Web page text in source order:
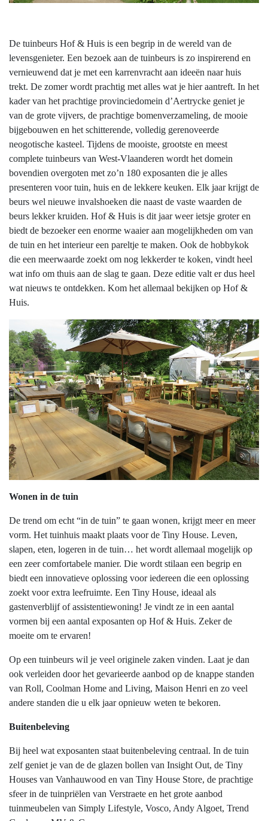
De tuinbeurs Hof & Huis is een begrip in de wereld van de
levensgenieter. Een bezoek aan de tuinbeurs is zo inspirerend en
vernieuwend dat je met een karrenvracht aan ideeën naar huis
trekt. De zomer wordt prachtig met alles wat je hier aantreft. In het
kader van het prachtige provinciedomein d’Aertrycke geniet je
van de grote vijvers, de prachtige bomenverzameling, de mooie
bijgebouwen en het schitterende, volledig gerenoveerde
neogotische kasteel. Tijdens de mooiste, grootste en meest
complete tuinbeurs van West-Vlaanderen wordt het domein
bovendien overgoten met zo’n 180 exposanten die je alles
presenteren voor tuin, huis en de lekkere keuken. Elk jaar krijgt de
beurs wel nieuwe invalshoeken die naast de vaste waarden de
beurs lekker kruiden. Hof & Huis is dit jaar weer ietsje groter en
biedt de bezoeker een enorme waaier aan mogelijkheden om van
de tuin en het interieur een pareltje te maken. Ook de hobbykok
die een meerwaarde zoekt om nog lekkerder te koken, vindt heel
wat info om thuis aan de slag te gaan. Deze editie valt er dus heel
wat nieuws te ontdekken. Kom het allemaal bekijken op Hof &
Huis.
Wonen in de tuin
De trend om echt “in de tuin” te gaan wonen, krijgt meer en meer
vorm. Het tuinhuis maakt plaats voor de Tiny House. Leven,
slapen, eten, logeren in de tuin… het wordt allemaal mogelijk op
een zeer comfortabele manier. Die wordt stilaan een begrip en
biedt een innovatieve oplossing voor iedereen die een oplossing
zoekt voor extra leefruimte. Een Tiny House, ideaal als
gastenverblijf of assistentiewoning! Je vindt ze in een aantal
vormen bij een aantal exposanten op Hof & Huis. Zeker de
moeite om te ervaren!
Op een tuinbeurs wil je veel originele zaken vinden. Laat je dan
ook verleiden door het gevarieerde aanbod op de knappe standen
van Roll, Coolman Home and Living, Maison Henri en zo veel
andere standen die u elk jaar opnieuw weten te bekoren.
Buitenbeleving
Bij heel wat exposanten staat buitenbeleving centraal. In de tuin
zelf geniet je van de de glazen bollen van Insight Out, de Tiny
Houses van Vanhauwood en van Tiny House Store, de prachtige
sfeer in de tuinpriëlen van Verstraete en het grote aanbod
tuinmeubelen van Simply Lifestyle, Vosco, Andy Algoet, Trend